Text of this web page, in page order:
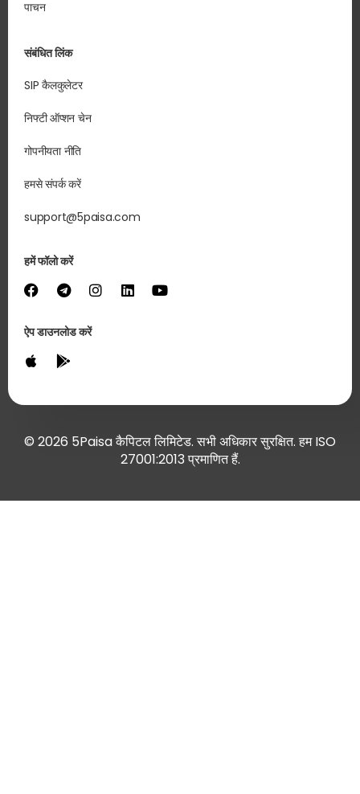
पाचन
संबंधित लिंक
SIP कैलकुलेटर
निफ्टी ऑप्शन चेन
गोपनीयता नीति
हमसे संपर्क करें
support@5paisa.com
हमें फॉलो करें
ऐप डाउनलोड करें
© 2026 5Paisa कैपिटल लिमिटेड. सभी अधिकार सुरक्षित. हम ISO
27001:2013 प्रमाणित हैं.